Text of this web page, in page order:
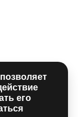
наобработку
его